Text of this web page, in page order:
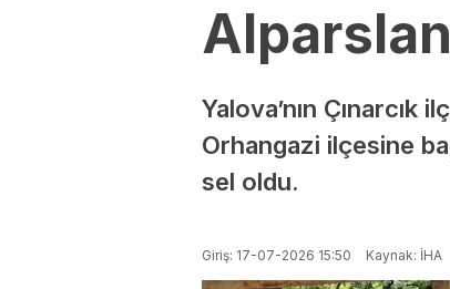
Yalova’nın Çınarcık
Orhangazi ilçesine
sel oldu.
Giriş: 17-07-2026 15:50 Kaynak: İHA